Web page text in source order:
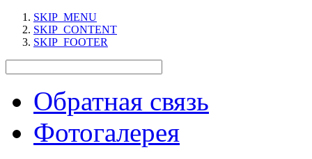
SKIP_MENU
SKIP_CONTENT
SKIP_FOOTER
Обратная связь
Фотогалерея